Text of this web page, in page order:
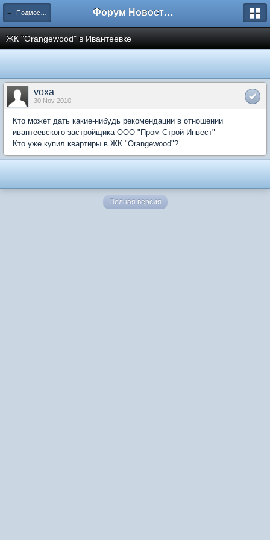
← Подмосковье Форум Новостройки
ЖК "Orangewood" в Ивантеевке
voxa
30 Nov 2010
Кто может дать какие-нибудь рекомендации в отношении
ивантеевского застройщика ООО "Пром Строй Инвест"
Кто уже купил квартиры в ЖК "Orangewood"?
Полная версия